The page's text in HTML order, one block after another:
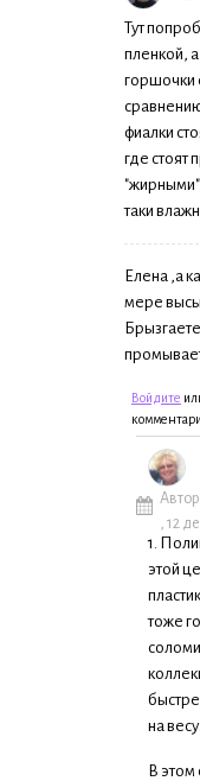
Тут
пленкой, а
горшочки
фиалки
где стоят
таки
Елена ,а
мере
Войдите
Автор:
, 12
1.
этой
тоже
на весу.
В этом